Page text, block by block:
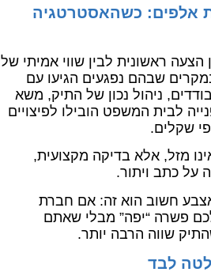
אלפים: כשהאסטרטגיה
הצעה ראשונית לבין שווי אמיתי של
שבהם נפגעים הגיעו עם
ניהול נכון של התיק, משא
לבית המשפט הובילו לפיצויים
שקלים.
מזל, אלא בדיקה מקצועית,
על כתב ויתור.
חשוב הוא זה: אם חברת
פשרה “יפה” מבלי שאתם
שווה הרבה יותר.
לבד